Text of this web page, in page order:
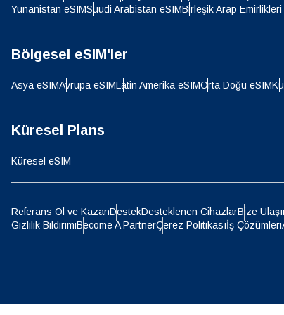
Yunanistan eSIMSuudi Arabistan eSIMBirleşik Arap Emirlikleri
Bölgesel eSIM'ler
Asya eSIMAvrupa eSIMLatin Amerika eSIMOrta Doğu eSIM
Küresel Plans
Küresel eSIM
Referans Ol ve KazanDestekDesteklenen CihazlarBize
Gizlilik BildirimiBecome A PartnerÇerez Politikasıİş Çözümleri